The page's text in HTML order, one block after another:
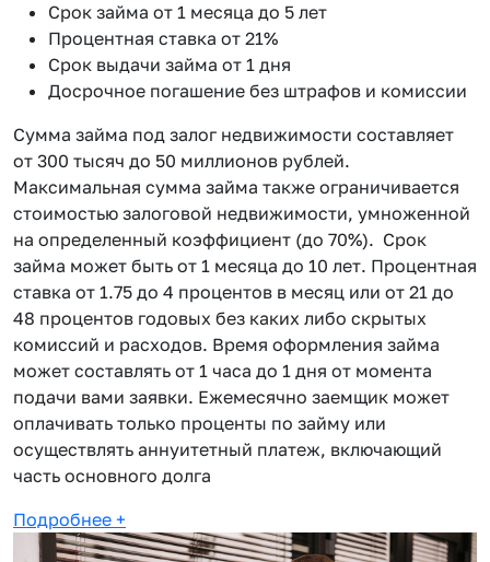
Срок займа от 1 месяца до 5 лет
Процентная ставка от 21%
Срок выдачи займа от 1 дня
Досрочное погашение без штрафов и комиссии
Сумма займа под залог недвижимости составляет
от 300 тысяч до 50 миллионов рублей.
Максимальная сумма займа также ограничивается
стоимостью залоговой недвижимости, умноженной
на определенный коэффициент (до 70%). Срок
займа может быть от 1 месяца до 10 лет. Процентная
ставка от 1.75 до 4 процентов в месяц или от 21 до
48 процентов годовых без каких либо скрытых
комиссий и расходов. Время оформления займа
может составлять от 1 часа до 1 дня от момента
подачи вами заявки. Ежемесячно заемщик может
оплачивать только проценты по займу или
осуществлять аннуитетный платеж, включающий
часть основного долга
Подробнее +